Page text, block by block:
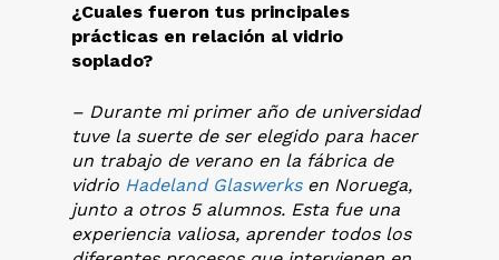
¿Cuales fueron tus principales
prácticas en relación al vidrio
soplado?
– Durante mi primer año de universidad
tuve la suerte de ser elegido para hacer
un trabajo de verano en la fábrica de
vidrio Hadeland Glaswerks en Noruega,
junto a otros 5 alumnos. Esta fue una
experiencia valiosa, aprender todos los